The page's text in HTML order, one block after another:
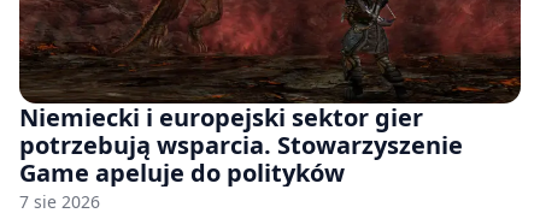
Niemiecki i europejski sektor gier
potrzebują wsparcia. Stowarzyszenie
Game apeluje do polityków
7 sie 2026